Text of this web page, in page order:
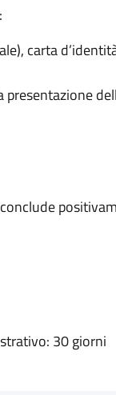
carta
30 giorni